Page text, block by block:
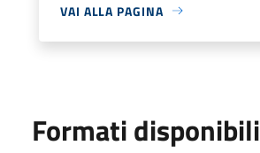
VAI ALLA PAGINA
Formati disponibili